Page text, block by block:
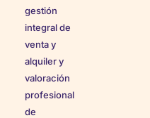
gestión
integral de
venta y
alquiler y
valoración
profesional
de